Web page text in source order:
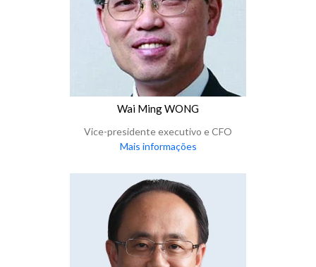
Wai Ming WONG
Vice-presidente executivo e CFO
Mais informações